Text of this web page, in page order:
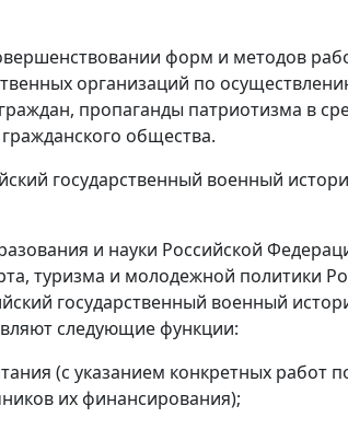
форм и методов
организаций по
пропаганды патриотизма в
общества.
государственный военный
и науки Российской
туризма и молодежной политики
государственный военный
следующие функции:
(с указанием конкретных работ
их финансирования);